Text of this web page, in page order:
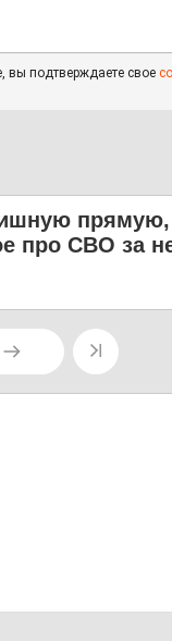
вы подтверждаете свое
прямую,
про СВО за